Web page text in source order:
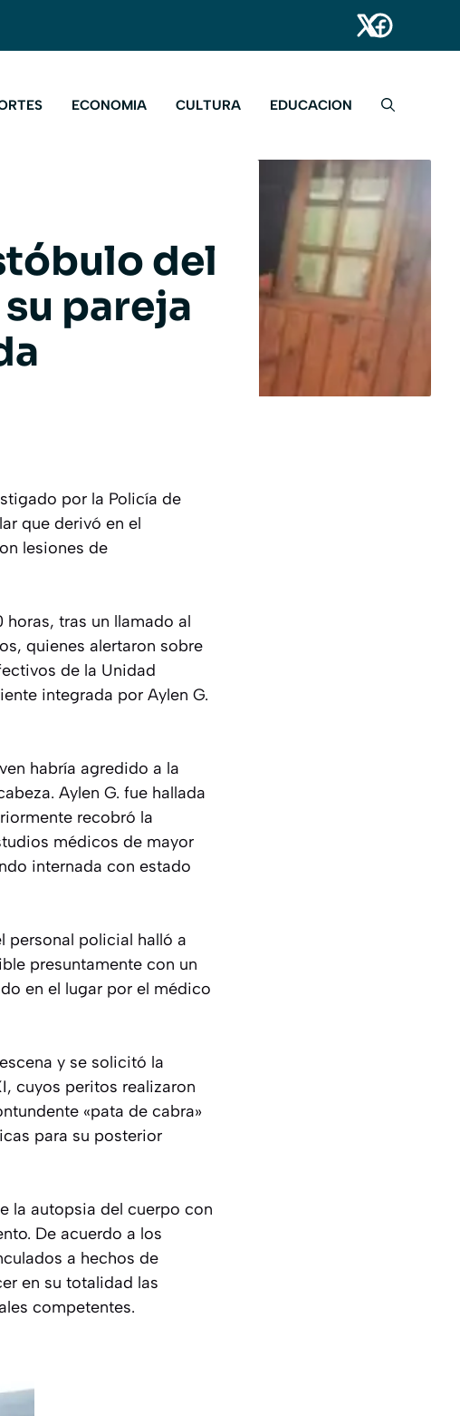
ECONOMIA CULTURA EDUCACION
del
pareja
por la Policía de
que derivó en el
lesiones de
tras un llamado al
quienes alertaron sobre
de la Unidad
integrada por Aylen G.
habría agredido a la
Aylen G. fue hallada
recobró la
médicos de mayor
internada con estado
personal policial halló a
presuntamente con un
en el lugar por el médico
y se solicitó la
cuyos peritos realizaron
«pata de cabra»
para su posterior
la autopsia del cuerpo con
De acuerdo a los
a hechos de
en su totalidad las
competentes.